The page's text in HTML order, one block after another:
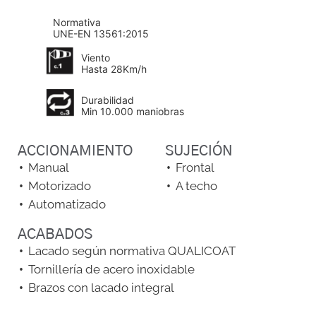
Normativa
UNE-EN 13561:2015
Viento
Hasta 28Km/h
Durabilidad
Min 10.000 maniobras
ACCIONAMIENTO
Manual
Motorizado
Automatizado
SUJECIÓN
Frontal
A techo
ACABADOS
Lacado según normativa QUALICOAT
Tornillería de acero inoxidable
Brazos con lacado integral